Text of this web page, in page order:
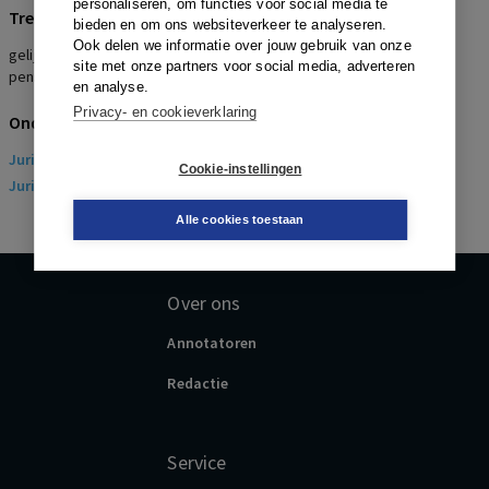
personaliseren, om functies voor social media te
bieden en om ons websiteverkeer te analyseren.
Ook delen we informatie over jouw gebruik van onze
site met onze partners voor social media, adverteren
en analyse.
Privacy- en cookieverklaring
Cookie-instellingen
Alle cookies toestaan
Trefwoorden
gelijke behandeling, deeltijdarbeid, verticale deeltijd, berekening
pensioenaanspraken
Onderwerpen
Juridisch
Juridisch
Over ons
Annotatoren
Redactie
Service